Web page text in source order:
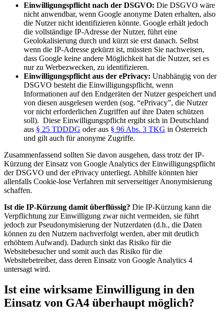
Einwilligungspflicht nach der DSGVO: Die DSGVO wäre
nicht anwendbar, wenn Google anonyme Daten erhalten, also
die Nutzer nicht identifizieren könnte. Google erhält jedoch
die vollständige IP-Adresse der Nutzer, führt eine
Geolokalisierung durch und kürzt sie erst danach. Selbst
wenn die IP-Adresse gekürzt ist, müssten Sie nachweisen,
dass Google keine andere Möglichkeit hat die Nutzer, sei es
nur zu Werbezwecken, zu identifizieren.
Einwilligungspflicht aus der ePrivacy: Unabhängig von der
DSGVO besteht die Einwilligungspflicht, wenn
Informationen auf den Endgeräten der Nutzer gespeichert und
von diesen ausgelesen werden (sog. “ePrivacy”, die Nutzer
vor nicht erforderlichen Zugriffen auf ihre Daten schützen
soll). Diese Einwilligungspflicht ergibt sich in Deutschland
aus § 25 TDDDG oder aus § 96 Abs. 3 TKG in Österreich
und gilt auch für anonyme Zugriffe.
Zusammenfassend sollten Sie davon ausgehen, dass trotz der IP-
Kürzung der Einsatz von Google Analytics der Einwilligungspflicht
der DSGVO und der ePrivacy unterliegt. Abhilfe könnten hier
allenfalls Cookie-lose Verfahren mit serverseitiger Anonymisierung
schaffen.
Ist die IP-Kürzung damit überflüssig? Die IP-Kürzung kann die
Verpflichtung zur Einwilligung zwar nicht vermeiden, sie führt
jedoch zur Pseudonymisierung der Nutzerdaten (d.h., die Daten
können zu den Nutzern nachverfolgt werden, aber mit deutlich
erhöhtem Aufwand). Dadurch sinkt das Risiko für die
Websitebesucher und somit auch das Risiko für die
Websitebetreiber, dass deren Einsatz von Google Analytics 4
untersagt wird.
Ist eine wirksame Einwilligung in den
Einsatz von GA4 überhaupt möglich?